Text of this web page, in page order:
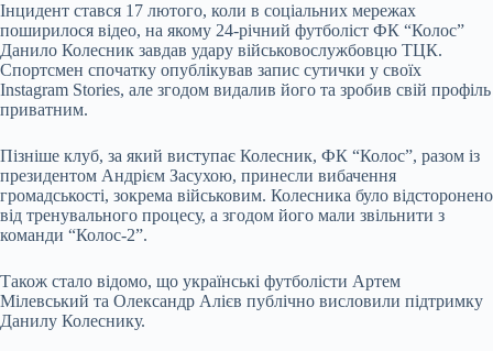
Інцидент стався 17 лютого, коли в соціальних мережах
поширилося відео, на якому 24-річний футболіст ФК “Колос”
Данило Колесник завдав удару військовослужбовцю ТЦК.
Спортсмен спочатку опублікував запис сутички у своїх
Instagram Stories, але згодом видалив його та зробив свій профіль
приватним.
Пізніше клуб, за який виступає Колесник, ФК “Колос”, разом із
президентом Андрієм Засухою, принесли вибачення
громадськості, зокрема військовим. Колесника було відсторонено
від тренувального процесу, а згодом його мали звільнити з
команди “Колос-2”.
Також стало відомо, що українські футболісти Артем
Мілевський та Олександр Алієв публічно висловили підтримку
Данилу Колеснику.